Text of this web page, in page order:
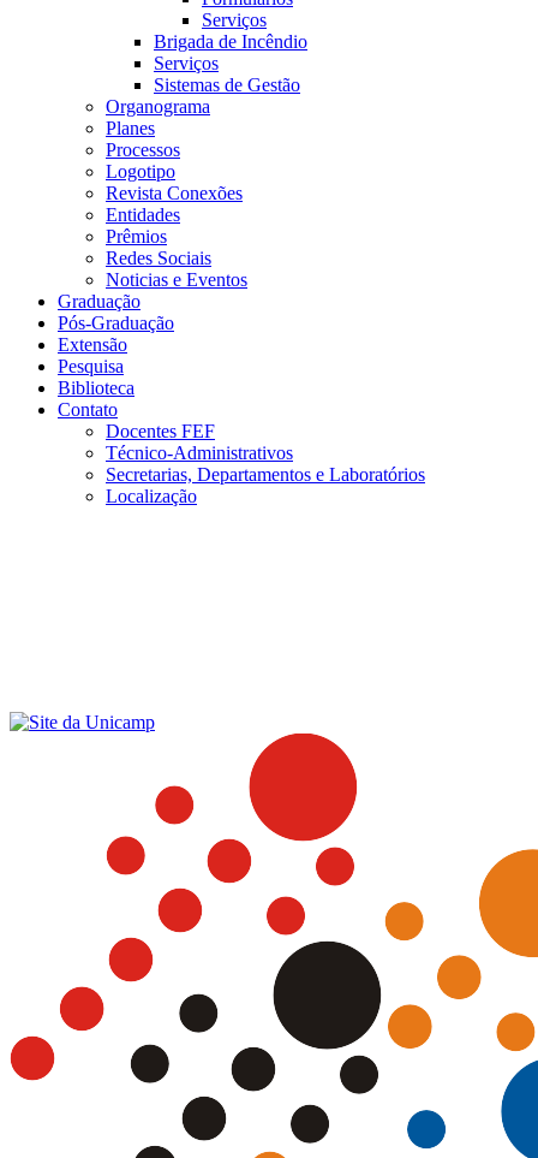
Serviços
Brigada de Incêndio
Serviços
Sistemas de Gestão
Organograma
Planes
Processos
Logotipo
Revista Conexões
Entidades
Prêmios
Redes Sociais
Noticias e Eventos
Graduação
Pós-Graduação
Extensão
Pesquisa
Biblioteca
Contato
Docentes FEF
Técnico-Administrativos
Secretarias, Departamentos e Laboratórios
Localização